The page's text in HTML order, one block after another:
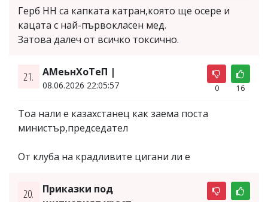
Герб НН са капката катран,която ще осере и
кацата с най-първокласен мед.
Затова далеч от всичко токсично.
21. АМеьнХоТеП |
08.06.2026 22:05:57 0 16
Тоа нали е казахстанец как заема поста
министър,председател
От клуба на крадливите цигани ли е
20.
Приказки под